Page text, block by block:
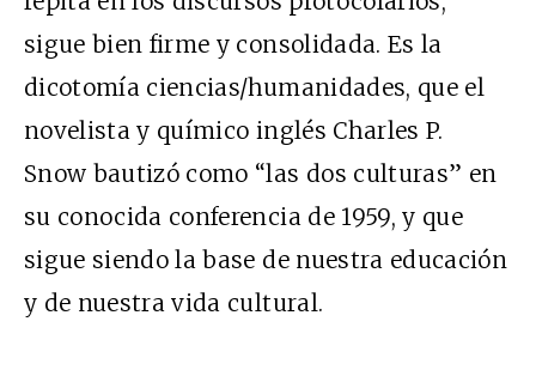
sigue bien firme y consolidada. Es la
dicotomía ciencias/humanidades, que el
novelista y químico inglés Charles P.
Snow bautizó como “las dos culturas” en
su conocida conferencia de 1959, y que
sigue siendo la base de nuestra educación
y de nuestra vida cultural.